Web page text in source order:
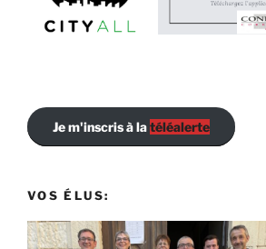
Je m'inscris à latéléalerte
VOS ÉLUS: